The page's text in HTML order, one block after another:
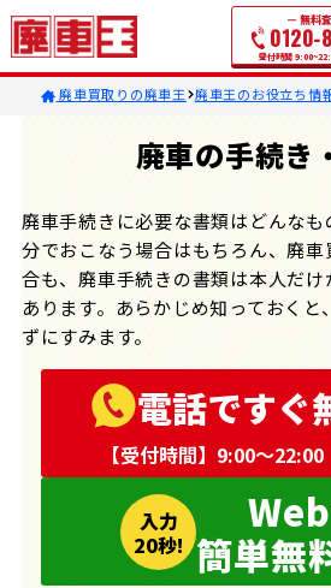
無料
0120-
受付時間
廃車買取りの廃車王 廃車王のお役立ち情
廃車の手続き
廃車手続きに必要な書類はどんな
分でおこなう場合はもちろん、廃
合も、廃車手続きの書類は本人だ
あります。あらかじめ知っておくと
ずにすみます。
電話ですぐ
【受付時間】9:00〜22:00
入力
20秒! 簡単無